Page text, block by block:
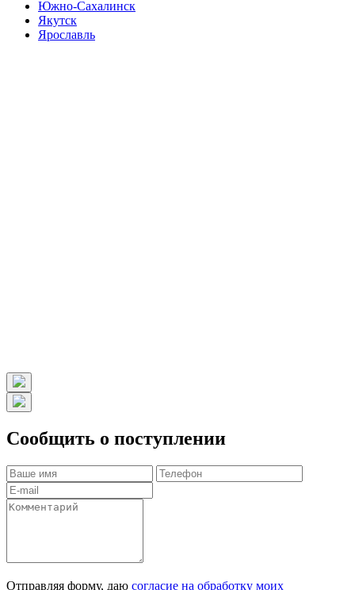
Южно-Сахалинск
Якутск
Ярославль
Сообщить о поступлении
Отправляя форму, даю согласие на обработку моих